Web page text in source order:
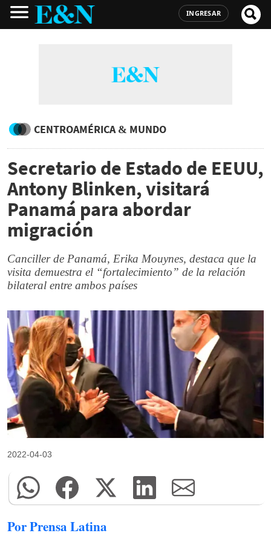
INGRESAR
CENTROAMÉRICA & MUNDO
Secretario de Estado de EEUU,
Antony Blinken, visitará
Panamá para abordar
migración
Canciller de Panamá, Erika Mouynes, destaca que la
visita demuestra el “fortalecimiento” de la relación
bilateral entre ambos países
2022-04-03
Por Prensa Latina